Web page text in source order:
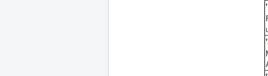
'
'